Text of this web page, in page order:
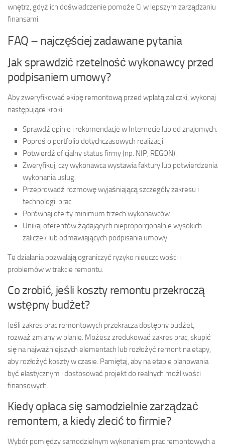
wnętrz, gdyż ich doświadczenie pomoże Ci w lepszym zarządzaniu
finansami.
FAQ – najczęściej zadawane pytania
Jak sprawdzić rzetelność wykonawcy przed
podpisaniem umowy?
Aby zweryfikować ekipę remontową przed wpłatą zaliczki, wykonaj
następujące kroki:
Sprawdź opinie i rekomendacje w Internecie lub od znajomych.
Poproś o portfolio dotychczasowych realizacji.
Potwierdź oficjalny status firmy (np. NIP, REGON).
Zweryfikuj, czy wykonawca wystawia faktury lub potwierdzenia
wykonania usług.
Przeprowadź rozmowę wyjaśniającą szczegóły zakresu i
technologii prac.
Porównaj oferty minimum trzech wykonawców.
Unikaj oferentów żądających nieproporcjonalnie wysokich
zaliczek lub odmawiających podpisania umowy.
Te działania pozwalają ograniczyć ryzyko nieuczciwości i
problemów w trakcie remontu.
Co zrobić, jeśli koszty remontu przekroczą
wstępny budżet?
Jeśli zakres prac remontowych przekracza dostępny budżet,
rozważ zmiany w planie. Możesz zredukować zakres prac, skupić
się na najważniejszych elementach lub rozłożyć remont na etapy,
aby rozłożyć koszty w czasie. Pamiętaj, aby na etapie planowania
być elastycznym i dostosować projekt do realnych możliwości
finansowych.
Kiedy opłaca się samodzielnie zarządzać
remontem, a kiedy zlecić to firmie?
Wybór pomiędzy samodzielnym wykonaniem prac remontowych a